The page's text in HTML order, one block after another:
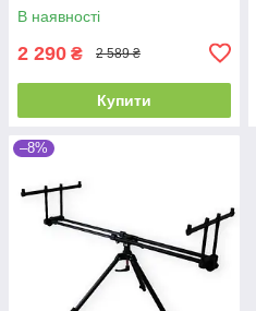
В наявності
2 290 ₴ 2 589 ₴
Купити
–8%